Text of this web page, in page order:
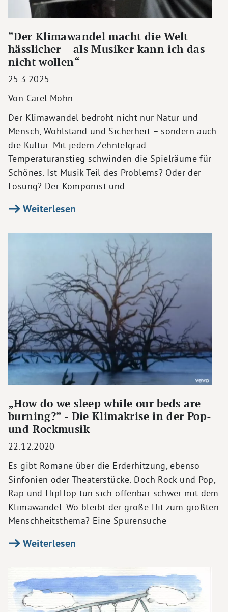
“Der Klimawandel macht die Welt
hässlicher – als Musiker kann ich das
nicht wollen“
25.3.2025
Von Carel Mohn
Der Klimawandel bedroht nicht nur Natur und
Mensch, Wohlstand und Sicherheit – sondern auch
die Kultur. Mit jedem Zehntelgrad
Temperaturanstieg schwinden die Spielräume für
Schönes. Ist Musik Teil des Problems? Oder der
Lösung? Der Komponist und…
Weiterlesen
„How do we sleep while our beds are
burning?” - Die Klimakrise in der Pop-
und Rockmusik
22.12.2020
Es gibt Romane über die Erderhitzung, ebenso
Sinfonien oder Theaterstücke. Doch Rock und Pop,
Rap und HipHop tun sich offenbar schwer mit dem
Klimawandel. Wo bleibt der große Hit zum größten
Menschheitsthema? Eine Spurensuche
Weiterlesen